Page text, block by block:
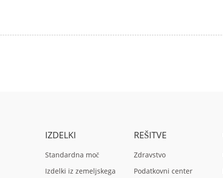
IZDELKI
Standardna moč
Izdelki iz zemeljskega
REŠITVE
Zdravstvo
Podatkovni center